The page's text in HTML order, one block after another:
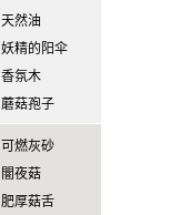
天然油
妖精的阳伞
香氛木
蘑菇孢子
可燃灰砂
闇夜菇
肥厚菇舌